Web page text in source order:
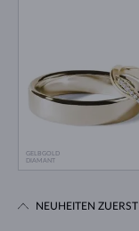
GELBGOLD
DIAMANT
NEUHEITEN ZUERST